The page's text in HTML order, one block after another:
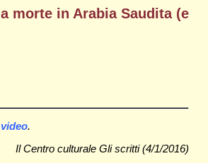
morte in Arabia Saudita (e
.
Il Centro culturale Gli scritti (4/1/2016)